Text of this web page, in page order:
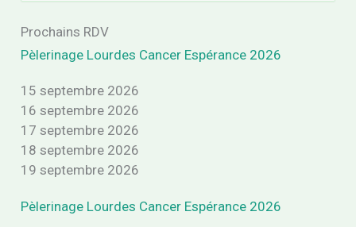
h
e
r
h
e
:
Prochains RDV
Pèlerinage Lourdes Cancer Espérance 2026
15 septembre 2026
16 septembre 2026
17 septembre 2026
18 septembre 2026
19 septembre 2026
Pèlerinage Lourdes Cancer Espérance 2026